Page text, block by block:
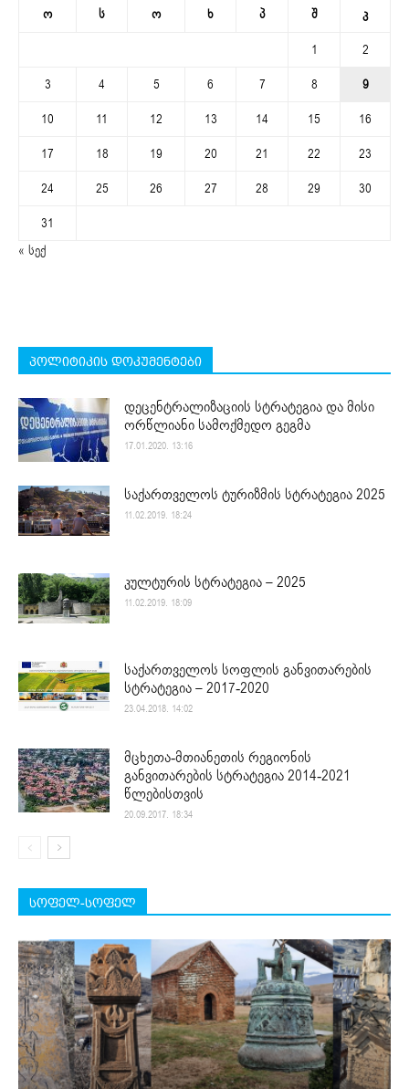
ო ს ო ხ პ შ კ
1
2
3
4 5 6 7 8
9
10
11 12 13 14 15
16
17
18 19 20 21 22
23
24
25 26 27 28 29
30
31
« სექ
პოლიტიკის დოკუმენტები
დეცენტრალიზაციის სტრატეგია და მისი
ორწლიანი სამოქმედო გეგმა
17.01.2020. 13:16
საქართველოს ტურიზმის სტრატეგია 2025
11.02.2019. 18:24
კულტურის სტრატეგია – 2025
11.02.2019. 18:09
საქართველოს სოფლის განვითარების
სტრატეგია – 2017-2020
23.04.2018. 14:02
მცხეთა-მთიანეთის რეგიონის
განვითარების სტრატეგია 2014-2021
წლებისთვის
20.09.2017. 18:34
სოფელ-სოფელ